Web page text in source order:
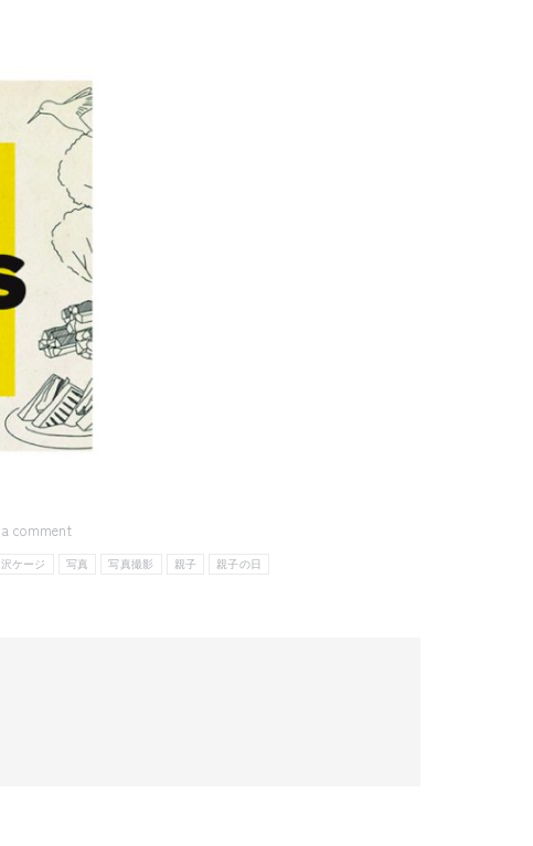
a comment
ケージ 写真 写真撮影 親子 親子の日